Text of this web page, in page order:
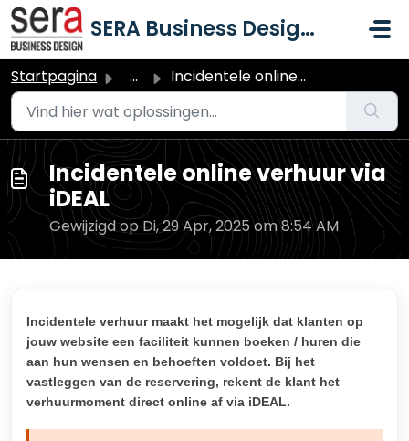
Doorgaan naar hoofdinhoud
SERA Business Design B.V.
Startpagina ... Incidentele online verhuur via iDEAL
Incidentele online verhuur via
iDEAL
Gewijzigd op Di, 29 Apr, 2025 om 8:54 AM
Incidentele verhuur maakt het mogelijk dat klanten op
jouw website een faciliteit kunnen boeken / huren die
aan hun wensen en behoeften voldoet. Bij het
vastleggen van de reservering, rekent de klant het
verhuurmoment direct online af via iDEAL.